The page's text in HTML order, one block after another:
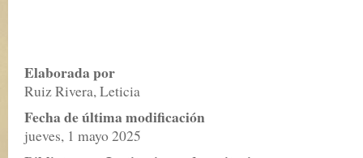
Elaborada por
Ruiz Rivera, Leticia
Fecha de última modificación
jueves, 1 mayo 2025